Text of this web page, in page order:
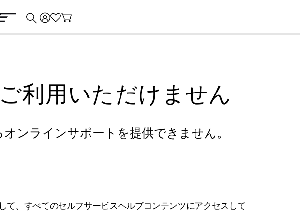
利用いただけません
ンラインサポートを提供できません。
、すべてのセルフサービスヘルプコンテンツにアクセスして